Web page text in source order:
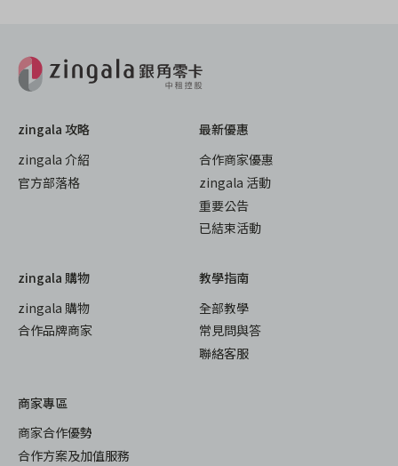
zingala 攻略
zingala 介紹
官方部落格
最新優惠
合作商家優惠
zingala 活動
重要公告
已結束活動
zingala 購物
zingala 購物
合作品牌商家
教學指南
全部教學
常見問與答
聯絡客服
商家專區
商家合作優勢
合作方案及加值服務